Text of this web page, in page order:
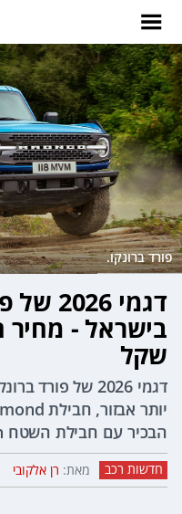
פורד ברונקו.
דגמי
שקל
דגמי 2026 של
הבכיר עם חבילת השטח Sasquatch.
חדשות רכב מאת: רן אלקובי